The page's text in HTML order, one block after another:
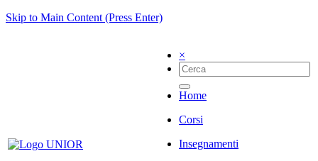
Skip to Main Content (Press Enter)
×
Home
Corsi
Insegnamenti